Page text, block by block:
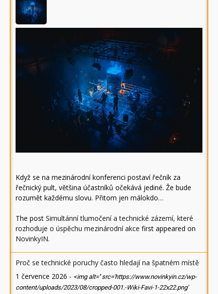
Když se na mezinárodní konferenci postaví řečník za
řečnický pult, většina účastníků očekává jediné. Že bude
rozumět každému slovu. Přitom jen málokdo…
The post Simultánní tlumočení a technické zázemí, které
rozhoduje o úspěchu mezinárodní akce first appeared on
NovinkyIN.
Proč se technické poruchy často hledají na špatném místě
1 července 2026 - <img alt='' src='https://www.novinkyin.cz/wp-
content/uploads/2023/08/cropped-001.-Wiki-Favi-1-22x22.png'